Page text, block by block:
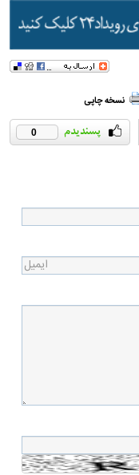
نسخه چاپی
0